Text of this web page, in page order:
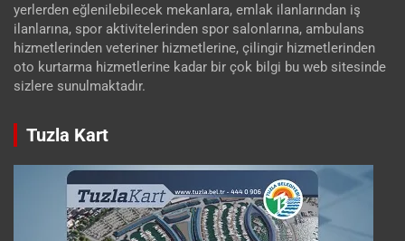
yerlerden eğlenilebilecek mekanlara, emlak ilanlarından iş
ilanlarına, spor aktivitelerinden spor salonlarına, ambulans
hizmetlerinden veteriner hizmetlerine, çilingir hizmetlerinden
oto kurtarma hizmetlerine kadar bir çok bilgi bu web sitesinde
sizlere sunulmaktadır.
Tuzla Kart